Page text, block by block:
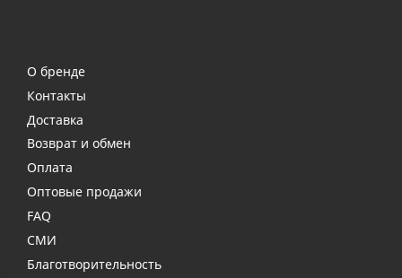
О бренде
Контакты
Доставка
Возврат и обмен
Оплата
Оптовые продажи
FAQ
СМИ
Благотворительность